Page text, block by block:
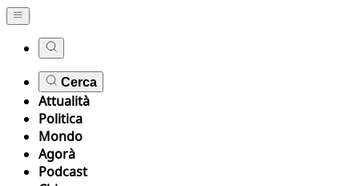
Cerca
Attualità
Politica
Mondo
Agorà
Podcast